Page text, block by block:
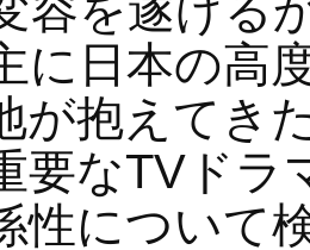
容を遂げる
に日本の高
が抱えてき
要なTVドラ
性について